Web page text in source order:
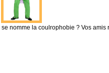
nomme la coulrophobie ? Vos amis